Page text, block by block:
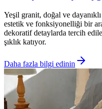
Yeşil granit, doğal ve
estetik ve fonksiyonelliği bir
dekoratif detaylarda tercih
şıklık katıyor.
Daha fazla bilgi edinin